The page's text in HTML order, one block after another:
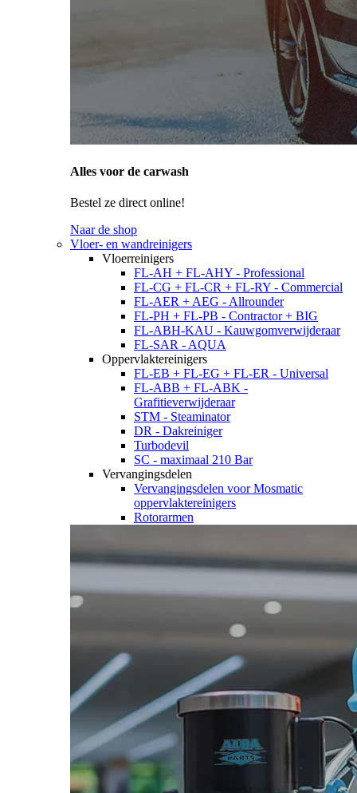
Alles voor de carwash
Bestel ze direct online!
Naar de shop
Vloer- en wandreinigers
Vloerreinigers
FL-AH + FL-AHY - Professional
FL-CG + FL-CR + FL-RY - Commercial
FL-AER + AEG - Allrounder
FL-PH + FL-PB - Contractor + BIG
FL-ABH-KAU - Kauwgomverwijderaar
FL-SAR - AQUA
Oppervlaktereinigers
FL-EB + FL-EG + FL-ER - Universal
FL-ABB + FL-ABK -
Grafitieverwijderaar
STM - Steaminator
DR - Dakreiniger
Turbodevil
SC - maximaal 210 Bar
Vervangingsdelen
Vervangingsdelen voor Mosmatic
oppervlaktereinigers
Rotorarmen